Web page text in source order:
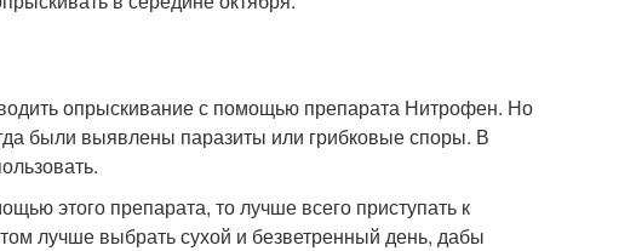
опрыскивание с помощью препарата Нитрофен. Но
были выявлены паразиты или грибковые споры. В
этого препарата, то лучше всего приступать к
лучше выбрать сухой и безветренный день, дабы